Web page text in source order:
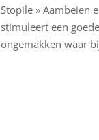
Stopile » Aambeien
stimuleert een
ongemakken waar